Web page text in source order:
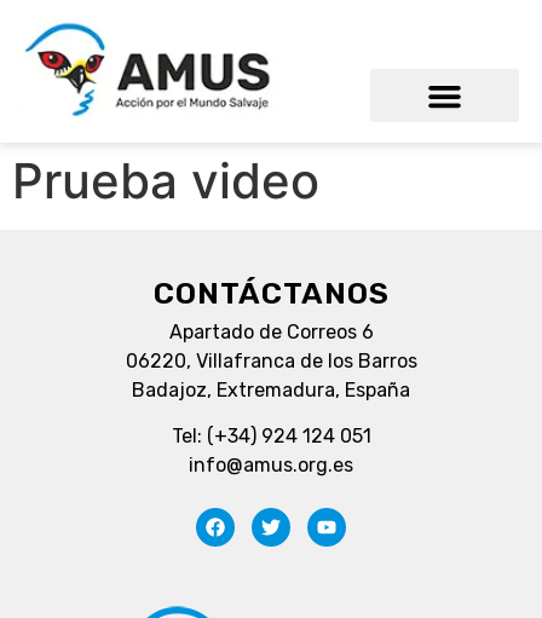
Prueba video
CONTÁCTANOS
Apartado de Correos 6
06220, Villafranca de los Barros
Badajoz, Extremadura, España
Tel: (+34) 924 124 051
info@amus.org.es